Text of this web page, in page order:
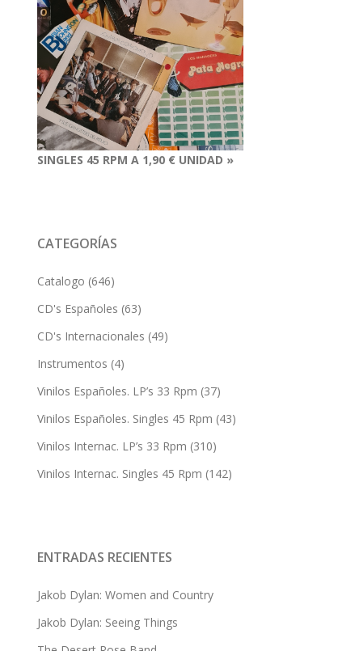
SINGLES 45 RPM A 1,90 € UNIDAD »
CATEGORÍAS
Catalogo (646)
CD's Españoles (63)
CD's Internacionales (49)
Instrumentos (4)
Vinilos Españoles. LP’s 33 Rpm (37)
Vinilos Españoles. Singles 45 Rpm (43)
Vinilos Internac. LP’s 33 Rpm (310)
Vinilos Internac. Singles 45 Rpm (142)
ENTRADAS RECIENTES
Jakob Dylan: Women and Country
Jakob Dylan: Seeing Things